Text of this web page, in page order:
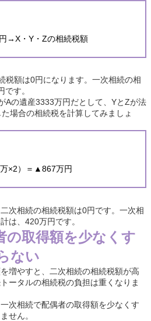
→X・Y・Zの相続税額
額は0円になります。一次相続の相
す。
Aの遺産3333万円だとして、YとZが法
場合の相続税を計算してみましょ
×2）＝▲867万円
次相続の相続税額は0円です。一次相
は、420万円です。
の取得額を少なくす
ない
増やすと、二次相続の相続税額が高
ータルの相続税の負担は重くなりま
次相続で配偶者の取得額を少なくす
せん。